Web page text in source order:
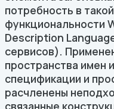
потребность в
функциональности
Description
сервисов).
пространства имен
спецификации и
расчленены
связанные